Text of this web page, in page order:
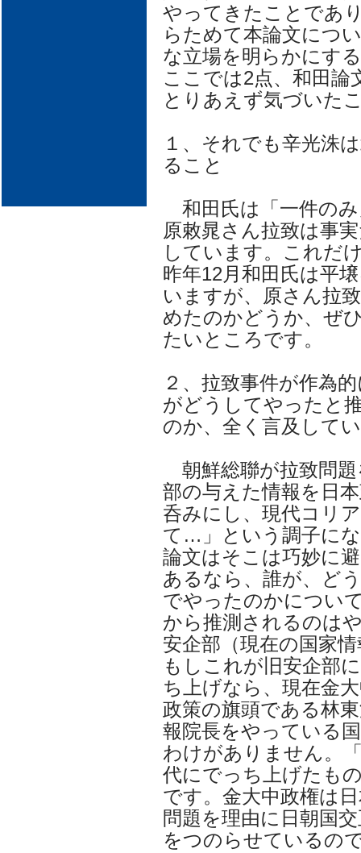
やってきたことであ
らためて本論文につ
な立場を明らかにす
ここでは2点、和田論
とりあえず気づいた
１、それでも辛光洙
ること
和田氏は「一件の
原敕晁さん拉致は事
しています。これだ
昨年12月和田氏は平
いますが、原さん拉
めたのかどうか、ぜ
たいところです。
２、拉致事件が作為
がどうしてやったと
のか、全く言及して
朝鮮総聯が拉致問
部の与えた情報を日
呑みにし、現代コリ
て…」という調子に
論文はそこは巧妙に
あるなら、誰が、ど
でやったのかについ
から推測されるのは
安企部（現在の国家
もしこれが旧安企部
ち上げなら、現在金
政策の旗頭である林
報院長をやっている
わけがありません。
代にでっち上げたも
です。金大中政権は
問題を理由に日朝国
をつのらせているの